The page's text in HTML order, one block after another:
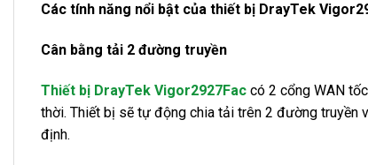
Các tính năng nổi bật của thiết bị DrayTek
Cân bằng tải 2 đường truyền
Thiết bị DrayTek Vigor2927Fac có 2 cổng WAN
thời. Thiết bị sẽ tự động chia tải trên 2 đường
định.